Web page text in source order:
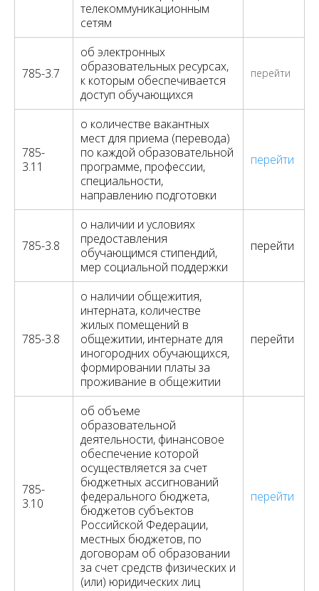
телекоммуникационным
сетям
785-3.7
об электронных
образовательных ресурсах,
к которым обеспечивается
доступ обучающихся
перейти
785-
3.11
о количестве вакантных
мест для приема (перевода)
по каждой образовательной
программе, профессии,
специальности,
направлению подготовки
перейти
785-3.8
о наличии и условиях
предоставления
обучающимся стипендий,
мер социальной поддержки
перейти
785-3.8
о наличии общежития,
интерната, количестве
жилых помещений в
общежитии, интернате для
иногородних обучающихся,
формировании платы за
проживание в общежитии
перейти
785-
3.10
об объеме
образовательной
деятельности, финансовое
обеспечение которой
осуществляется за счет
бюджетных ассигнований
федерального бюджета,
бюджетов субъектов
Российской Федерации,
местных бюджетов, по
договорам об образовании
за счет средств физических и
(или) юридических лиц
перейти